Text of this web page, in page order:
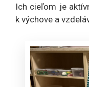
Ich cieľom je
k výchove a